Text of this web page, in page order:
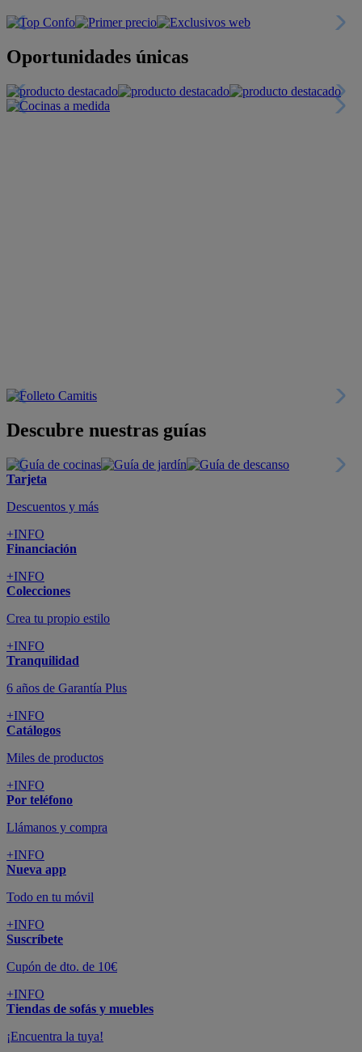
Oportunidades únicas
Descubre nuestras guías
Tarjeta
Descuentos y más
+INFO
Financiación
+INFO
Colecciones
Crea tu propio estilo
+INFO
Tranquilidad
6 años de Garantía Plus
+INFO
Catálogos
Miles de productos
+INFO
Por teléfono
Llámanos y compra
+INFO
Nueva app
Todo en tu móvil
+INFO
Suscríbete
Cupón de dto. de 10€
+INFO
Tiendas de sofás y muebles
¡Encuentra la tuya!